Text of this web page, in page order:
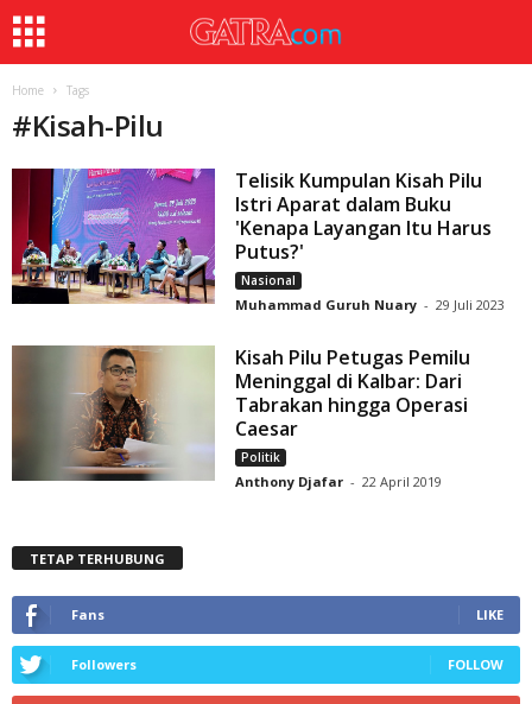
Home Tags
#Kisah-Pilu
Telisik Kumpulan Kisah Pilu
Istri Aparat dalam Buku
'Kenapa Layangan Itu Harus
Putus?'
Nasional
Muhammad Guruh Nuary - 29 Juli 2023
Kisah Pilu Petugas Pemilu
Meninggal di Kalbar: Dari
Tabrakan hingga Operasi
Caesar
Politik
Anthony Djafar - 22 April 2019
TETAP TERHUBUNG
Fans LIKE
Followers FOLLOW